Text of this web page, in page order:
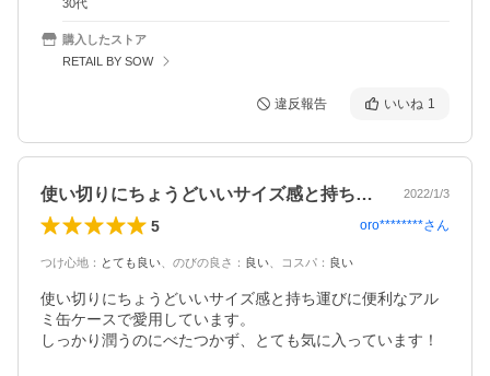
30代
購入したストア
RETAIL BY SOW
違反報告 いいね 1
使い切りにちょうどいいサイズ感と持ち運… 2022/1/3
5 oro********さん
つけ心地 ： とても良い のびの良さ ： 良い コスパ ： 良い
使い切りにちょうどいいサイズ感と持ち運びに便利なアル
ミ缶ケースで愛用しています。
しっかり潤うのにべたつかず、とても気に入っています！